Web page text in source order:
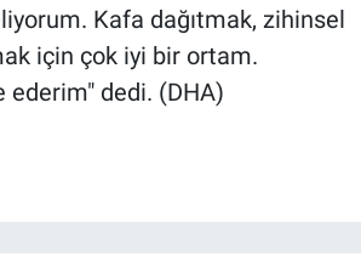
Kafa dağıtmak, zihinsel
için çok iyi bir ortam.
ederim" dedi. (DHA)